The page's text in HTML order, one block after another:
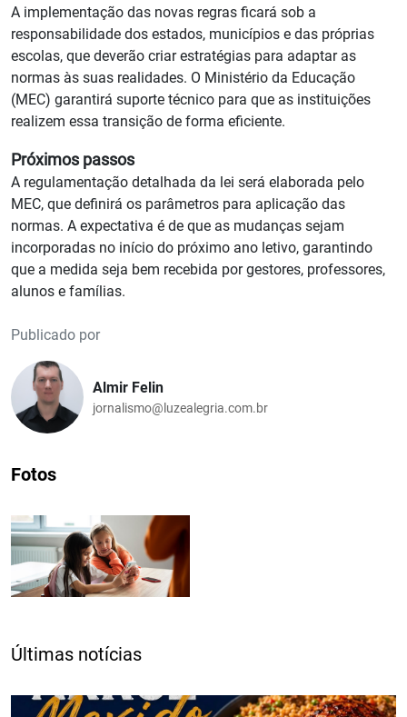
A implementação das novas regras ficará sob a
responsabilidade dos estados, municípios e das próprias
escolas, que deverão criar estratégias para adaptar as
normas às suas realidades. O Ministério da Educação
(MEC) garantirá suporte técnico para que as instituições
realizem essa transição de forma eficiente.
Próximos passos
A regulamentação detalhada da lei será elaborada pelo
MEC, que definirá os parâmetros para aplicação das
normas. A expectativa é de que as mudanças sejam
incorporadas no início do próximo ano letivo, garantindo
que a medida seja bem recebida por gestores, professores,
alunos e famílias.
Publicado por
Almir Felin
jornalismo@luzealegria.com.br
Fotos
Últimas notícias